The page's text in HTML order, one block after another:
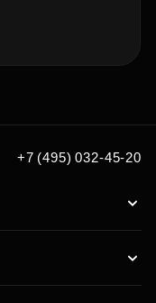
+7 (495) 032-45-20